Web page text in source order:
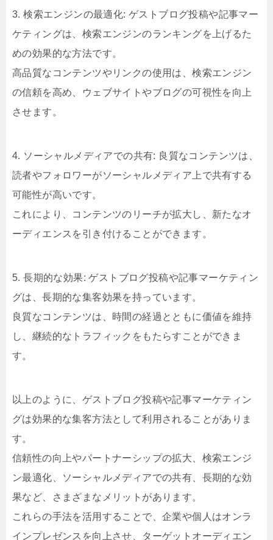
3. 検索エンジンの最適化: ゲストブログ投稿や記事マー
ケティングは、検索エンジンのランキングを上げるた
めの効果的な方法です。
高品質なコンテンツやリンクの使用は、検索エンジン
の信頼を高め、ウェブサイトやブログの可視性を向上
させます。
4. ソーシャルメディアでの共有: 良質なコンテンツは、
読者やフォロワーがソーシャルメディア上で共有する
可能性が高いです。
これにより、コンテンツのリーチが拡大し、新たなオ
ーディエンスを引き付けることができます。
5. 長期的な効果: ゲストブログ投稿や記事マーケティン
グは、長期的な集客効果を持っています。
良質なコンテンツは、時間の経過とともに価値を維持
し、継続的なトラフィックをもたらすことができま
す。
以上のように、ゲストブログ投稿や記事マーケティン
グは効果的な集客方法として利用されることがありま
す。
信頼性の向上やパートナーシップの拡大、検索エンジ
ン最適化、ソーシャルメディアでの共有、長期的な効
果など、さまざまなメリットがあります。
これらの手法を活用することで、企業や個人はオンラ
インプレゼンスを向上させ、ターゲットオーディエン